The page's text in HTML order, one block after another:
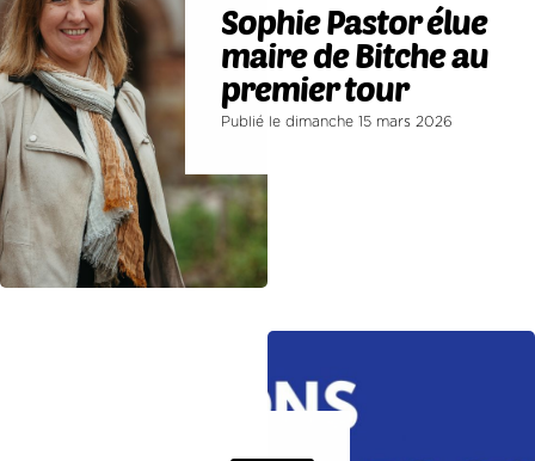
Sophie Pastor élue
maire de Bitche au
premier tour
Publié le dimanche 15 mars 2026